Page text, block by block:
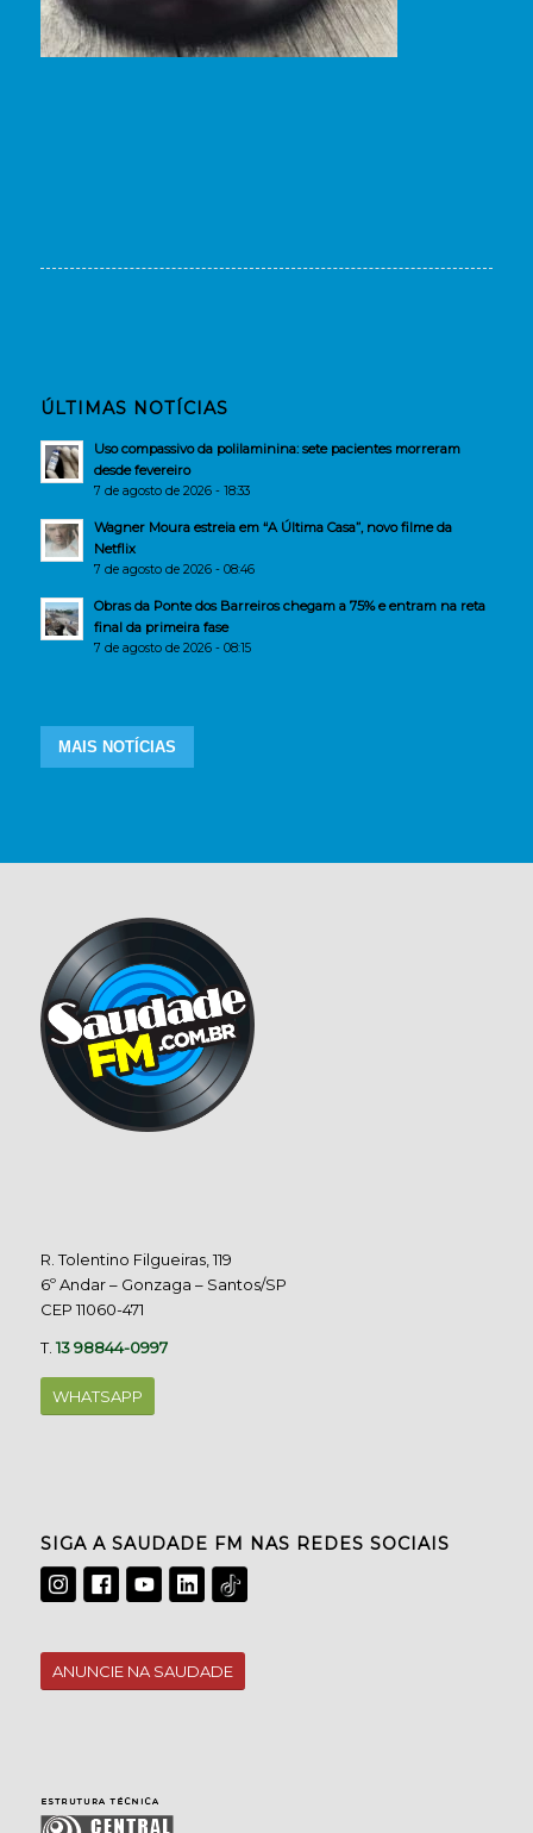
ÚLTIMAS NOTÍCIAS
Uso compassivo da polilaminina: sete pacientes morreram
desde fevereiro
7 de agosto de 2026 - 18:33
Wagner Moura estreia em “A Última Casa”, novo filme da
Netflix
7 de agosto de 2026 - 08:46
Obras da Ponte dos Barreiros chegam a 75% e entram na reta
final da primeira fase
7 de agosto de 2026 - 08:15
MAIS NOTÍCIAS
R. Tolentino Filgueiras, 119
6º Andar – Gonzaga – Santos/SP
CEP 11060-471
T.13 98844-0997
WHATSAPP
SIGA A SAUDADE FM NAS REDES SOCIAIS
ANUNCIE NA SAUDADE